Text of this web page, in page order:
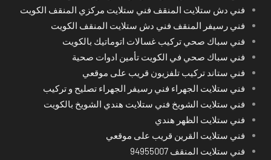
فني دش ستلايت المنقف فني ستلايت مركزي المنقف الكويت
فني رسيفر المنقف فني دش ستلايت المنقف الكويت
فني سباك صحي تركيب غسالات اتوماتيك بالكويت
فني سباك صحي في الكويت تأمين ادوات صحية
فني ستاند تركيب تلفزيون قريب على موقعي
فني ستلايت الجهراء فني رسيفر الجهراء تصليح و تركيب
فني ستلايت الشويخ فني ستلايت هندي الشويخ بالكويت
فني ستلايت الظهر هندي
فني ستلايت القرين قريب على موقعي
فني ستلايت المنقف 94955007